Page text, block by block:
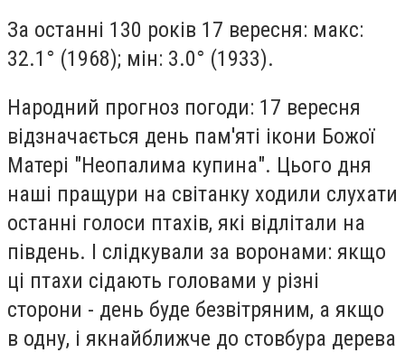
За останні 130 років 17 вересня: макс:
32.1° (1968); мін: 3.0° (1933).
Народний прогноз погоди: 17 вересня
відзначається день пам'яті ікони Божої
Матері "Неопалима купина". Цього дня
наші пращури на світанку ходили слухати
останні голоси птахів, які відлітали на
південь. І слідкували за воронами: якщо
ці птахи сідають головами у різні
сторони - день буде безвітряним, а якщо
в одну, і якнайближче до стовбура дерева